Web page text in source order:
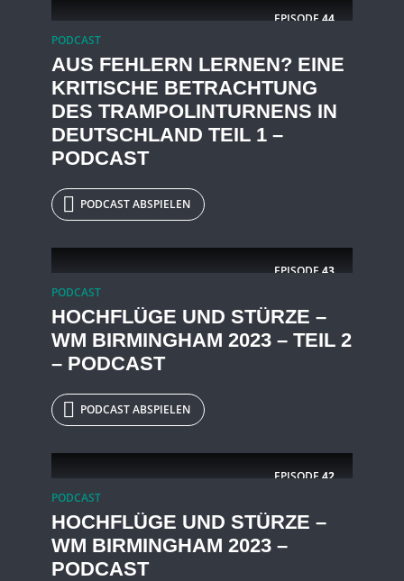
EPISODE44
PODCAST
AUS FEHLERN LERNEN? EINE
KRITISCHE BETRACHTUNG
DES TRAMPOLINTURNENS IN
DEUTSCHLAND TEIL 1 –
PODCAST
PODCAST ABSPIELEN
EPISODE43
PODCAST
HOCHFLÜGE UND STÜRZE –
WM BIRMINGHAM 2023 – TEIL 2
– PODCAST
PODCAST ABSPIELEN
EPISODE42
PODCAST
HOCHFLÜGE UND STÜRZE –
WM BIRMINGHAM 2023 –
PODCAST